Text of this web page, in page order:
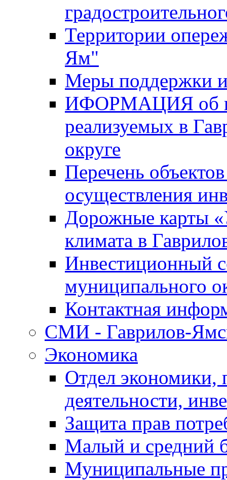
Территории
Ям"
Меры поддержки
ИФОРМАЦИЯ об
реализуемых в
округе
Перечень
осуществления
Дорожные карты
климата в
Инвестиционный
муниципального
Контактная
СМИ - Гаврилов-
Экономика
Отдел экономики,
деятельности,
Защита прав
Малый и средний
Муниципальные